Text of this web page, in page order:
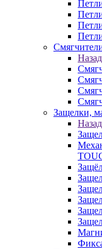
Назад
Защелки,
Назад